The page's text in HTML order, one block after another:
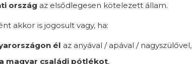
ország az elsődlegesen kötelezett állam.
akkor is jogosult vagy, ha:
él az anyával / apával / nagyszülővel,
magyar családi pótlékot,